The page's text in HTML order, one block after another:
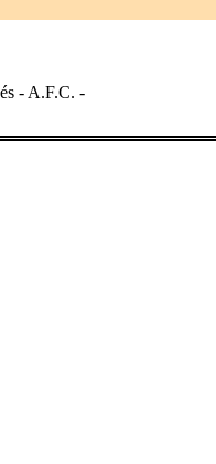
- A.F.C. -